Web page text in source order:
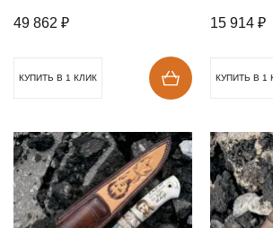
49 862 ₽
КУПИТЬ В 1 КЛИК
15 914 ₽
КУПИТЬ В 1